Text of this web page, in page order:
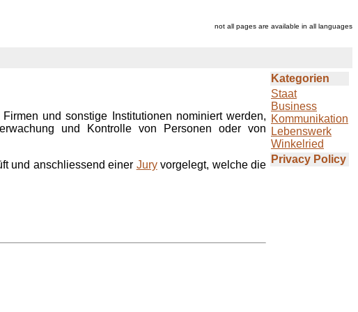
not all pages are available in all languages
und sonstige Institutionen nominiert werden,
und Kontrolle von Personen oder von
und anschliessend einer Juryvorgelegt, welche die
Kategorien
Staat
Business
Kommunikation
Lebenswerk
Winkelried
Privacy Policy